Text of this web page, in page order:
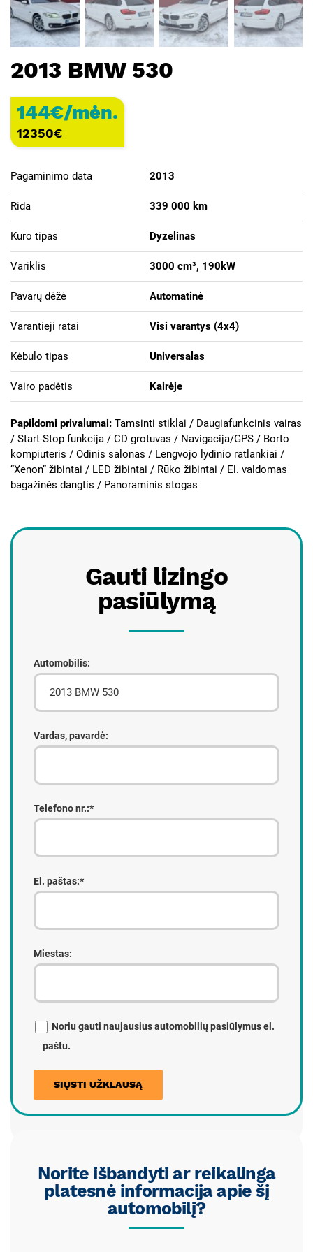
2013 BMW 530
144€/mėn.
12350€
Pagaminimo data 2013
Rida 339 000 km
Kuro tipas Dyzelinas
Variklis 3000 cm³, 190kW
Pavarų dėžė Automatinė
Varantieji ratai Visi varantys (4х4)
Kėbulo tipas Universalas
Vairo padėtis Kairėje
Papildomi privalumai: Tamsinti stiklai / Daugiafunkcinis vairas
/ Start-Stop funkcija / CD grotuvas / Navigacija/GPS / Borto
kompiuteris / Odinis salonas / Lengvojo lydinio ratlankiai /
“Xenon” žibintai / LED žibintai / Rūko žibintai / El. valdomas
bagažinės dangtis / Panoraminis stogas
Gauti lizingo
pasiūlymą
Automobilis:
Vardas, pavardė:
Telefono nr.:*
El. paštas:*
Miestas:
Noriu gauti naujausius automobilių pasiūlymus el.
paštu.
Norite išbandyti ar reikalinga
platesnė informacija apie šį
automobilį?